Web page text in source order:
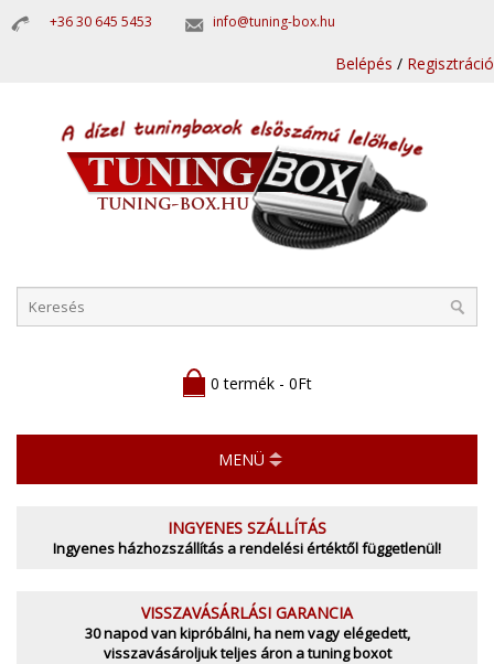
+36 30 645 5453 info@tuning-box.hu
Belépés / Regisztráció
0 termék - 0Ft
MENÜ
INGYENES SZÁLLÍTÁS
Ingyenes házhozszállítás a rendelési értéktől függetlenül!
VISSZAVÁSÁRLÁSI GARANCIA
30 napod van kipróbálni, ha nem vagy elégedett,
visszavásároljuk teljes áron a tuning boxot